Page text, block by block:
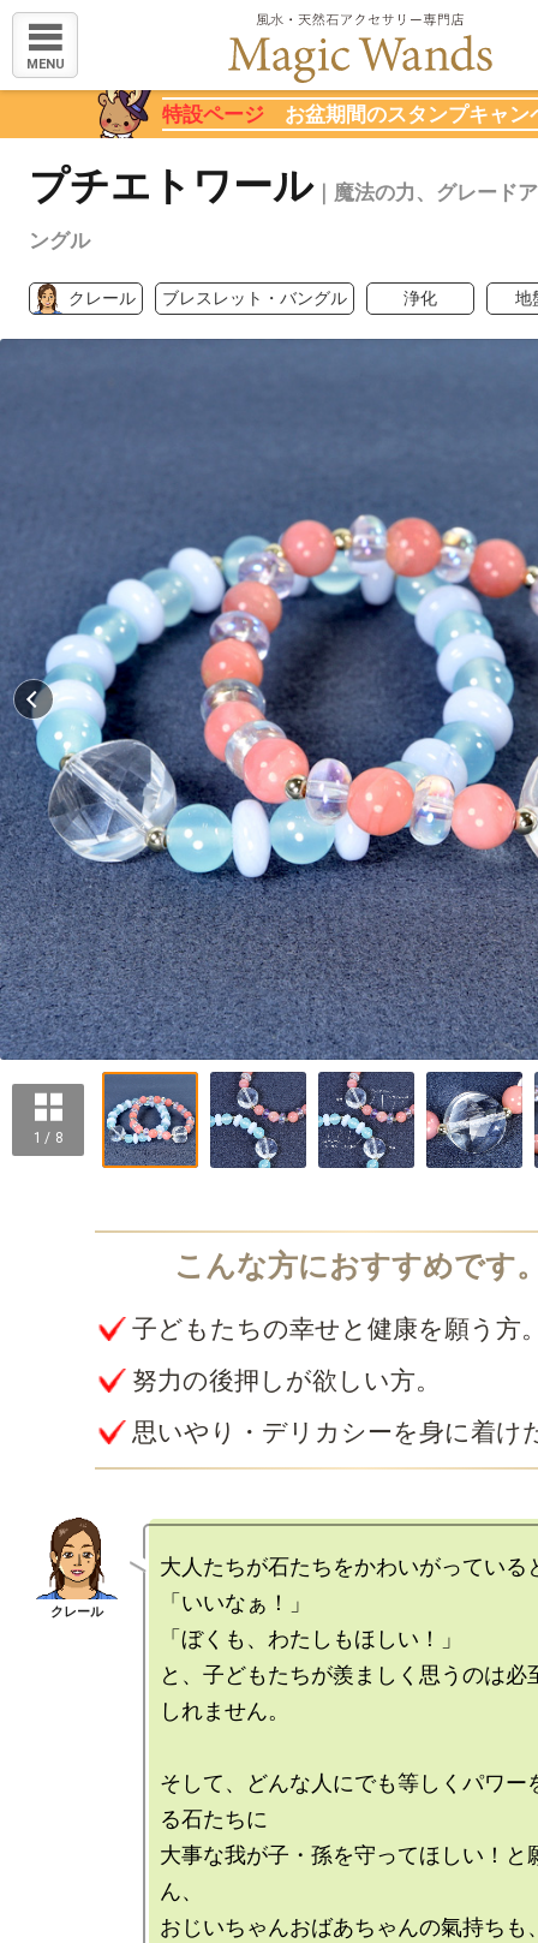
MENU
特設ページ お盆期間のスタンプキャン
プチエトワール｜魔法の力、グレード
ングル
クレール ブレスレット・バングル 浄化 地
1 / 8
子どもたちの幸せと健康を願う方
努力の後押しが欲しい方。
思いやり・デリカシーを身に着け
大人たちが石たちをかわいがっている
「いいなぁ！」
「ぼくも、わたしもほしい！」
と、子どもたちが羨ましく思うのは必
しれません。
そして、どんな人にでも等しくパワー
る石たちに
大事な我が子・孫を守ってほしい！と
ん、
おじいちゃんおばあちゃんの氣持ちも